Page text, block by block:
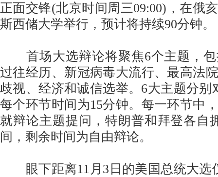
正面交锋(北京时间周三09:00)，在俄
斯西储大学举行，预计将持续90分钟。
首场大选辩论将聚焦6个主题，包
过往经历、新冠病毒大流行、最高法
歧视、经济和诚信选举。6大主题分别
每个环节时间为15分钟。每一环节中
就辩论主题提问，特朗普和拜登各自
间，剩余时间为自由辩论。
眼下距离11月3日的美国总统大选